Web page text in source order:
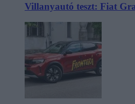
Villanyautó teszt: Fiat